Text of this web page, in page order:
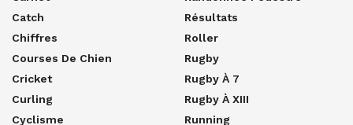
Catch
Chiffres
Courses De Chien
Cricket
Curling
Cyclisme
Résultats
Roller
Rugby
Rugby À 7
Rugby À XIII
Running